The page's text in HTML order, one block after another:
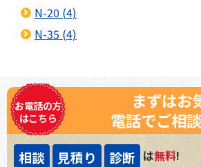
N-20 (4)
N-35 (4)
お電話の方
はこちら
まずはお
電話でご相
相談 見積り 診断 は無料!